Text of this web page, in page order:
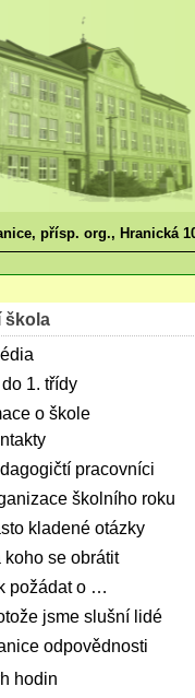
přísp. org., Hranická
škola
1. třídy
o škole
pracovníci
školního roku
kladené otázky
koho se obrátit
požádat o …
jsme slušní lidé
odpovědnosti
hodin